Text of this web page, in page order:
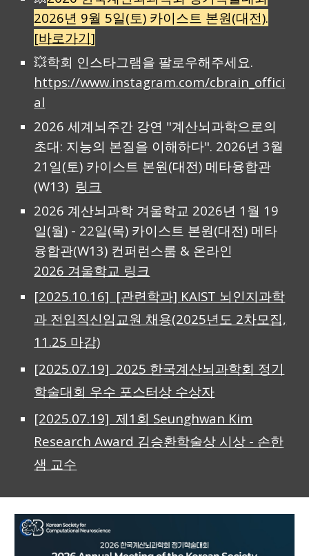
2026년 9월 5일(토) 카이스트 본원(대전).
[바로가기]
💥학회 인스타그램을 팔로우해주세요.
https://www.instagram.com/cbrain_offici
al
2026 세계뇌주간 강연 "계산뇌과학으로의
초대: 지능의 본질을 이해하다". 2026년 3월
21일(토) 카이스트 본원(대전) 메타융합관
(W13) 링크
2026 계산뇌과학 겨울학교 2026년 1월 19
일(월) - 22일(목) 카이스트 본원(대전) 메타
융합관(W13) 컨퍼런스룸 & 온라인
2026 겨울학교 링크
[2025.10.16] [관련학과] KAIST 뇌인지과학
과 전임직신임교원 채용(2025년도 2차모집,
11.25 마감)
[2025.07.19] 2025 한국계산뇌과학회 정기
학술대회 우수 포스터상 수상자
[2025.07.19] 제1회 Seunghwan Kim
Research Award 김승환학술상 시상 - 손한
샘 교수